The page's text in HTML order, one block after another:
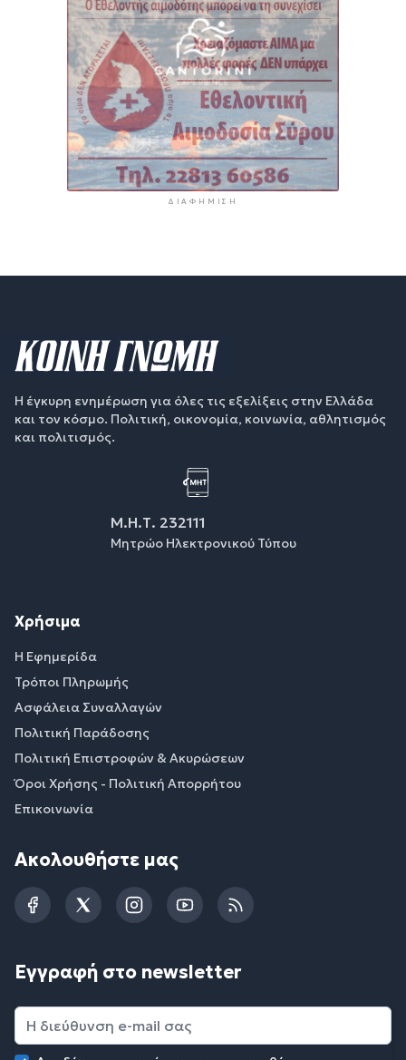
ΔΙΑΦΉΜΙΣΗ
Η έγκυρη ενημέρωση για όλες τις εξελίξεις στην Ελλάδα
και τον κόσμο. Πολιτική, οικονομία, κοινωνία, αθλητισμός
και πολιτισμός.
Μ.Η.Τ. 232111
Μητρώο Ηλεκτρονικού Τύπου
Χρήσιμα
Η Εφημερίδα
Τρόποι Πληρωμής
Ασφάλεια Συναλλαγών
Πολιτική Παράδοσης
Πολιτική Επιστροφών & Ακυρώσεων
Όροι Χρήσης - Πολιτική Απορρήτου
Επικοινωνία
Ακολουθήστε μας
FacebookTwitterInstagramYouTubeRSS
Εγγραφή στο newsletter